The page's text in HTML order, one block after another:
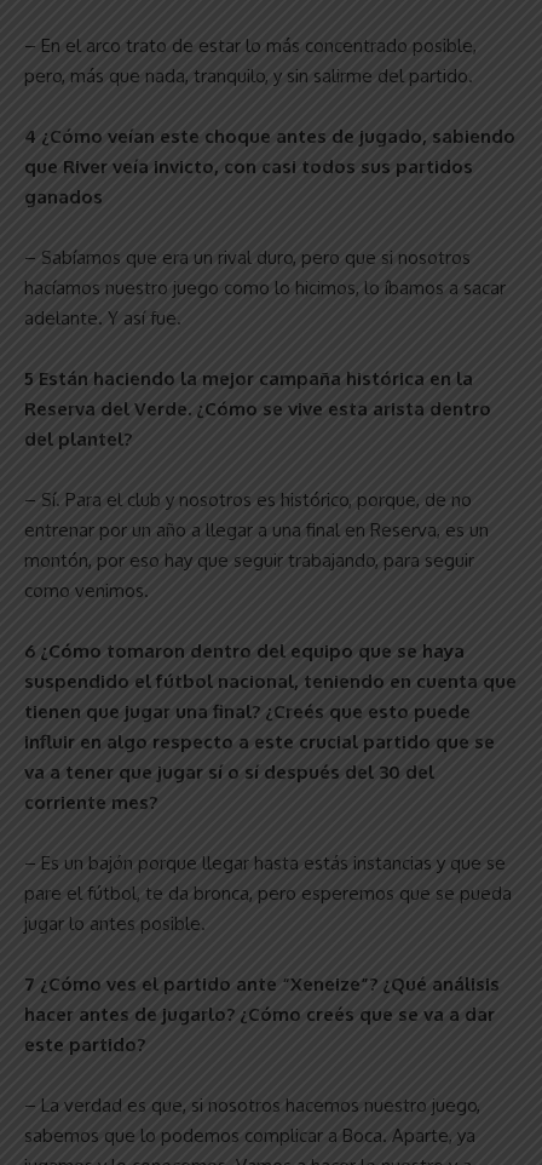
– En el arco trato de estar lo más concentrado posible,
pero, más que nada, tranquilo, y sin salirme del partido.
4 ¿Cómo veían este choque antes de jugado, sabiendo
que River veía invicto, con casi todos sus partidos
ganados
– Sabíamos que era un rival duro, pero que si nosotros
hacíamos nuestro juego como lo hicimos, lo íbamos a sacar
adelante. Y así fue.
5 Están haciendo la mejor campaña histórica en la
Reserva del Verde. ¿Cómo se vive esta arista dentro
del plantel?
– Sí. Para el club y nosotros es histórico, porque, de no
entrenar por un año a llegar a una final en Reserva, es un
montón, por eso hay que seguir trabajando, para seguir
como venimos.
6 ¿Cómo tomaron dentro del equipo que se haya
suspendido el fútbol nacional, teniendo en cuenta que
tienen que jugar una final? ¿Creés que esto puede
influir en algo respecto a este crucial partido que se
va a tener que jugar sí o sí después del 30 del
corriente mes?
– Es un bajón porque llegar hasta estás instancias y que se
pare el fútbol, te da bronca, pero esperemos que se pueda
jugar lo antes posible.
7 ¿Cómo ves el partido ante “Xeneize”? ¿Qué análisis
hacer antes de jugarlo? ¿Cómo creés que se va a dar
este partido?
– La verdad es que, si nosotros hacemos nuestro juego,
sabemos que lo podemos complicar a Boca. Aparte, ya